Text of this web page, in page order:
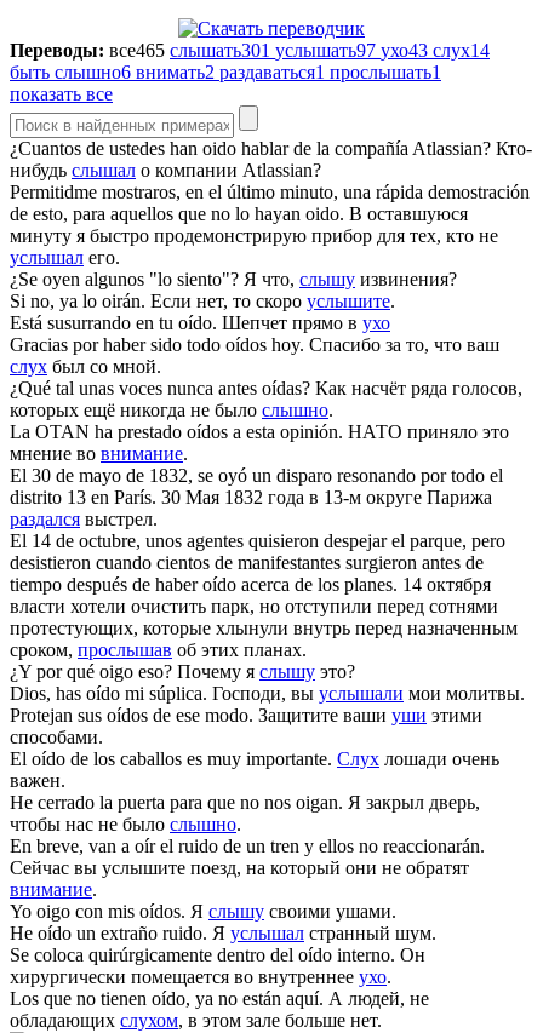
Переводы: все465 слышать301 услышать97 ухо43 слух14
быть слышно6 внимать2 раздаваться1 прослышать1
показать все
¿Cuantos de ustedes han oido hablar de la compañía Atlassian? Кто-
нибудь слышал о компании Atlassian?
Permitidme mostraros, en el último minuto, una rápida demostración
de esto, para aquellos que no lo hayan oido. В оставшуюся
минуту я быстро продемонстрирую прибор для тех, кто не
услышал его.
¿Se oyen algunos "lo siento"? Я что, слышу извинения?
Si no, ya lo oirán. Если нет, то скоро услышите.
Está susurrando en tu oído. Шепчет прямо в ухо
Gracias por haber sido todo oídos hoy. Спасибо за то, что ваш
слух был со мной.
¿Qué tal unas voces nunca antes oídas? Как насчёт ряда голосов,
которых ещё никогда не было слышно.
La OTAN ha prestado oídos a esta opinión. НАТО приняло это
мнение во внимание.
El 30 de mayo de 1832, se oyó un disparo resonando por todo el
distrito 13 en París. 30 Мая 1832 года в 13-м округе Парижа
раздался выстрел.
El 14 de octubre, unos agentes quisieron despejar el parque, pero
desistieron cuando cientos de manifestantes surgieron antes de
tiempo después de haberoído acerca de los planes. 14 октября
власти хотели очистить парк, но отступили перед сотнями
протестующих, которые хлынули внутрь перед назначенным
сроком, прослышав об этих планах.
¿Y por qué oigo eso? Почему я слышу это?
Dios, has oído mi súplica. Господи, вы услышали мои молитвы.
Protejan sus oídos de ese modo. Защитите ваши уши этими
способами.
El oído de los caballos es muy importante. Слух лошади очень
важен.
He cerrado la puerta para que no nos oigan. Я закрыл дверь,
чтобы нас не было слышно.
En breve, van a oírel ruido de un tren y ellos no reaccionarán.
Сейчас вы услышите поезд, на который они не обратят
внимание.
Yo oigo con mis oídos. Я слышу своими ушами.
He oído un extraño ruido. Я услышал странный шум.
Se coloca quirúrgicamente dentro del oído interno. Он
хирургически помещается во внутреннее ухо.
Los que no tienen oído, ya no están aquí. А людей, не
обладающих слухом, в этом зале больше нет.